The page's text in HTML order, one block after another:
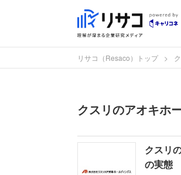
リサコ（Resaco）トップ
クスリのアオキホ
クスリ
の実態